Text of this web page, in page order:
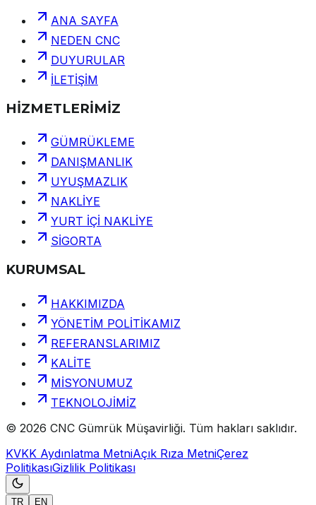
ANA SAYFA
NEDEN CNC
DUYURULAR
İLETİŞİM
HİZMETLERİMİZ
GÜMRÜKLEME
DANIŞMANLIK
UYUŞMAZLIK
NAKLİYE
YURT İÇİ NAKLİYE
SİGORTA
KURUMSAL
HAKKIMIZDA
YÖNETİM POLİTİKAMIZ
REFERANSLARIMIZ
KALİTE
MİSYONUMUZ
TEKNOLOJİMİZ
© 2026 CNC Gümrük Müşavirliği. Tüm hakları saklıdır.
KVKK Aydınlatma MetniAçık Rıza MetniÇerez
PolitikasıGizlilik Politikası
TR EN